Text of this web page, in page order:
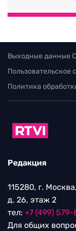
Выходные данные
Пользовательское
Политика
Редакция
115280, г.
д. 26, этаж 2
тел: +7 (499)
Для общих